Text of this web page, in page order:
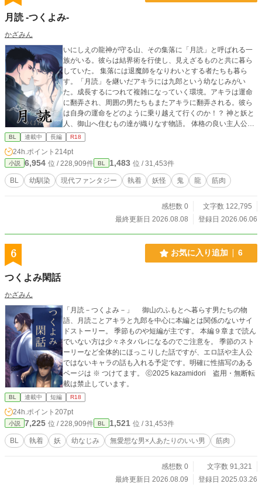
月読 -つくよみ-
かざみん
いにしえの龍神が守る山、その集落に「月読」と呼ばれる一
族がいる。彼らは結界術を行使し、見えざるものと共に暮ら
していた。 集落には退魔師をなりわいとする者たちも暮ら
す。「月読」を継いだアキラには九郎という幼なじみがい
た。成長するにつれて複雑になっていく環境。アキラは運命
に翻弄され、周囲の男たちもまたアキラに翻弄される。彼ら
は自身の運命をどのように乗り越えて行くのか！？ 神と妖と
人、御山へ住むもの達が織りなす物語。 体格の良い主人公が
受けです。妖怪バトルあり、修行あり、エロあります。怪我
の描写もあるので血が苦手な方はご注意ください。爽やかで
はないギャグ要素も出てきます。 エローな描写のページは※
マーク表示しています。 2022年に書いた小説の改稿版です。
※この物語に登場する人物、名、団体、場所はすべてフィク
ションです。 作品の表現上、モラルに反した描写もあります
断転載は禁止です。 Unauthorized copying or reproduction is
BL 連載中 長編 R18
24h.ポイント 214pt
小説 6,954 位 / 228,909件 BL 1,483 位 / 31,453件
BL 幼馴染 現代ファンタジー 執着 妖怪 鬼 龍 筋肉
感想数 0
文字数 122,795
最終更新日 2026.08.08
登録日 2026.06.06
6 お気に入り追加 6
つくよみ閑話
かざみん
「月読－つくよみ－」 御山のふもとへ暮らす男たちの物
語、月読ことアキラと九郎を中心に本編とは関係のないサイ
ドストーリー。 季節ものや短編が主です。 本編９章まで読ん
でいない方は少々ネタバレになるのでご注意を。 季節のスト
ーリーなど全体的にほっこりした話ですが、エロ話や主人公
ではないキャラの話も入れる予定です。明確に性描写のある
ページは ※ つけてます。 ⓒ2025 kazamidori 盗用・無断転
載は禁止しています。
BL 連載中 短編 R18
24h.ポイント 207pt
小説 7,225 位 / 228,909件 BL 1,521 位 / 31,453件
BL 執着 妖 幼なじみ 無愛想な男×人あたりのいい男 筋肉
感想数 0
文字数 91,321
最終更新日 2026.08.09
登録日 2025.03.26